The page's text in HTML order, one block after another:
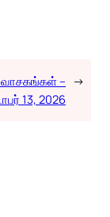
வாசகங்கள் –
13, 2026
→